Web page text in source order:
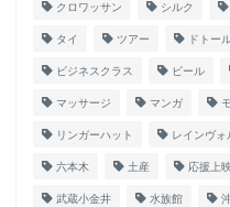
クロワッサン シルク
タイ ツアー ドトー
ビジネスクラス ビール
マッサージ マンガ
リンガーハット レインヴォ
六本木 土産 応援上
武蔵小金井 水族館